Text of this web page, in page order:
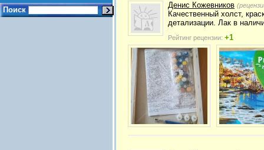
Поиск
Денис Кожевников
Качественный холст,
детализации. Лак в
Рейтинг рецензии: +1